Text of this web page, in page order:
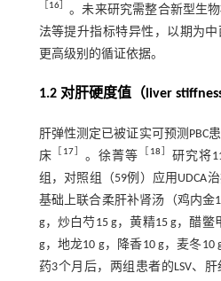
［16］ 。未来研究需整合新型生
法等提升指标特异性，以期为
更高级别的循证依据。
1.2 对肝硬度值（liver
肝弹性测定已被证实可预测PBC
床 ［ 17］ 。徐菁等 ［ 18］ 研究将
组，对照组（59例）应用UDCA
基础上联合柔肝补肾汤（鸡内金
g，炒白芍15 g，黄精15 g，醋鳖
g，地龙10 g，降香10 g，麦冬10
药3个月后，两组患者的LSV、